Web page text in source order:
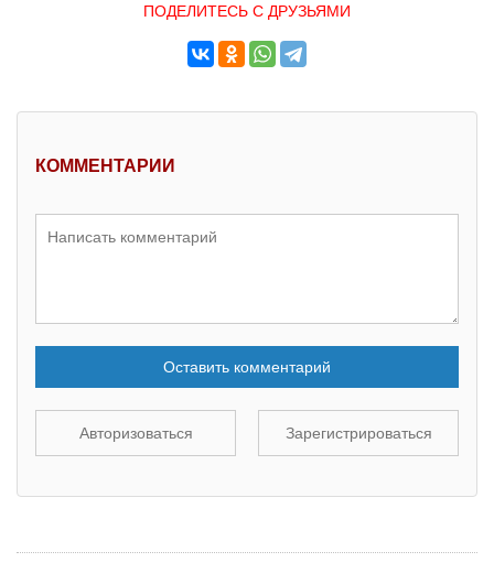
ПОДЕЛИТЕСЬ С ДРУЗЬЯМИ
КОММЕНТАРИИ
Оставить комментарий
Авторизоваться Зарегистрироваться